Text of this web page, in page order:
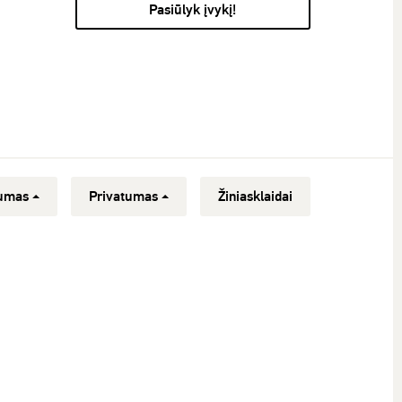
Pasiūlyk įvykį!
Privatumas Žiniasklaidai